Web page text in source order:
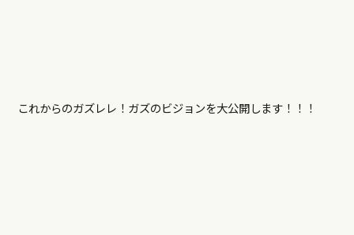
これからのガズレレ！ガズのビジョンを大公開します！！！